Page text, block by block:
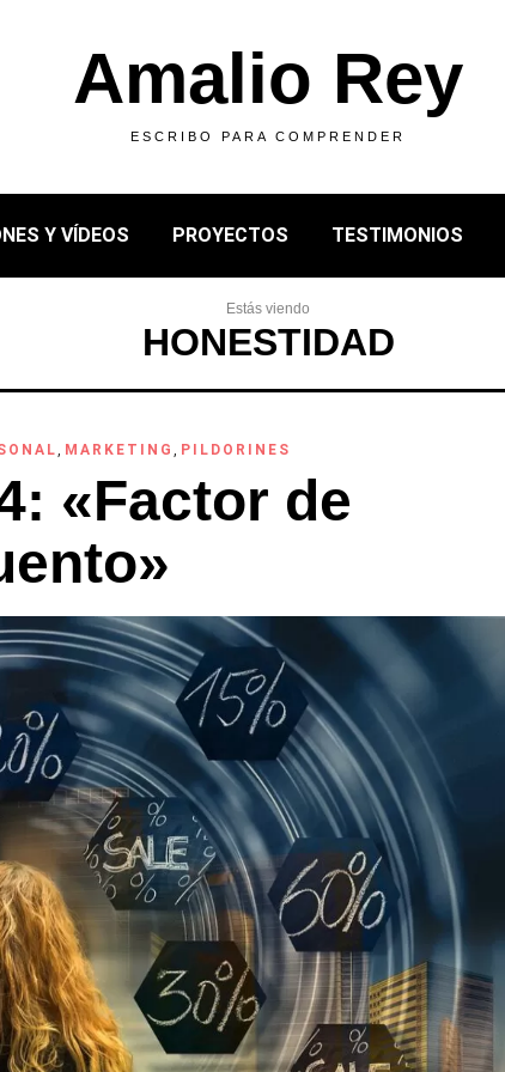
Amalio Rey
ESCRIBO PARA COMPRENDER
Y VÍDEOS PROYECTOS TESTIMONIOS
Estás viendo
HONESTIDAD
, MARKETING, PILDORINES
«Factor de